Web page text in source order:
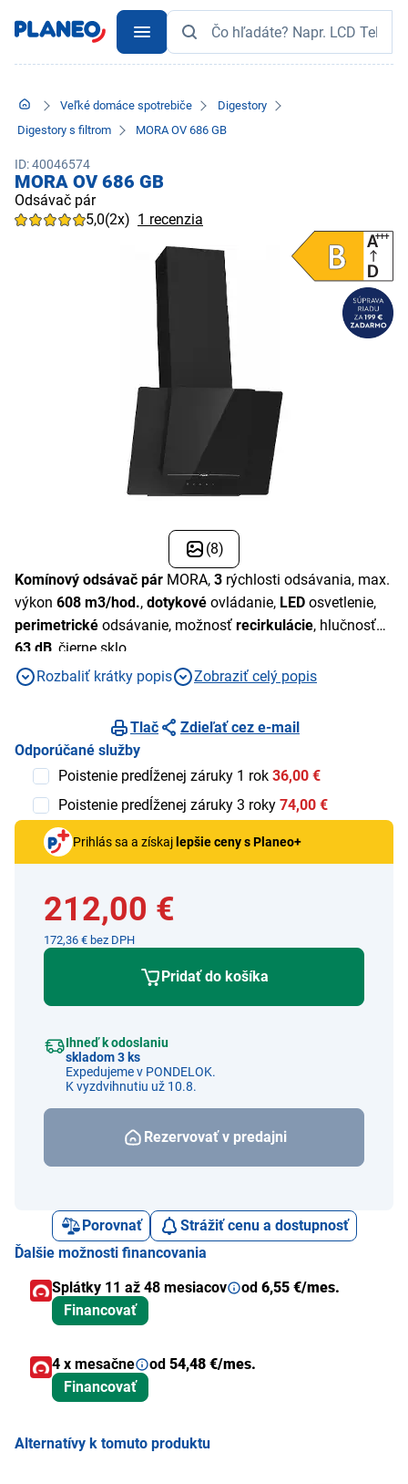
Veľké domáce spotrebiče
Digestory
Digestory s filtrom
MORA OV 686 GB
ID: 40046574
MORA OV 686 GB
Odsávač pár
5,0(2x) 1 recenzia
(8)
Komínový odsávač pár MORA, 3 rýchlosti odsávania, max.
výkon 608 m3/hod., dotykové ovládanie, LED osvetlenie,
perimetrické odsávanie, možnosť recirkulácie, hlučnosť
63 dB , čierne sklo
Rozbaliť krátky popis
Zobraziť celý popis
Tlač
Zdieľať cez e-mail
Odporúčané služby
Poistenie predĺženej záruky 1 rok 36,00 €
Poistenie predĺženej záruky 3 roky 74,00 €
Prihlás sa a získaj lepšie ceny s Planeo+
212,00 €
172,36 € bez DPH
Pridať do košíka
Ihneď k odoslaniu
skladom 3 ks
Expedujeme v PONDELOK.
K vyzdvihnutiu už 10.8.
Rezervovať v predajni
Porovnať
Strážiť cenu a dostupnosť
Ďalšie možnosti financovania
Splátky 11 až 48 mesiacov
od 6,55 €/mes.
Financovať
4 x mesačne od 54,48 €/mes.
Financovať
Alternatívy k tomuto produktu